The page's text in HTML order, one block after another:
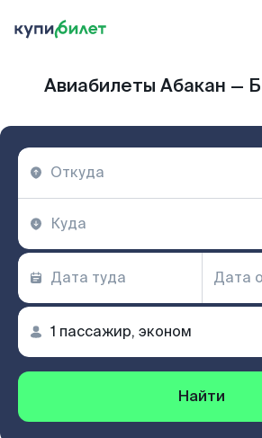
Авиабилеты Абакан —
Найти